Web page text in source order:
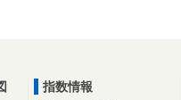
指数情報